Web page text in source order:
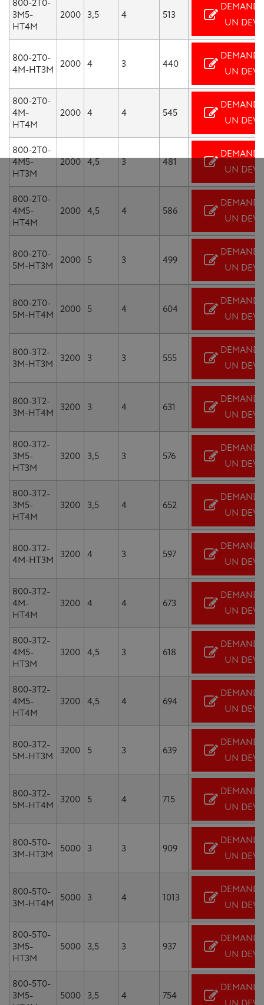
800-2T0-
3M5-
HT4M
2000 3,5 4 513
UN
800-2T0-
4M-HT3M 2000 4 3 440
UN
800-2T0-
4M-
HT4M
2000 4 4 545
UN
800-2T0-
4M5-
HT3M
2000 4,5 3 481
UN
800-2T0-
4M5-
HT4M
2000 4,5 4 586
UN
800-2T0-
5M-HT3M
2000 5 3 499
UN
800-2T0-
5M-HT4M 2000 5 4 604
UN
800-3T2-
3M-HT3M
3200 3 3 555
UN
800-3T2-
3M-HT4M
3200 3 4 631
UN
800-3T2-
3M5-
HT3M
3200 3,5 3 576
UN
800-3T2-
3M5-
HT4M
3200 3,5 4 652
UN
800-3T2-
4M-HT3M
3200 4 3 597
UN
800-3T2-
4M-
HT4M
3200 4 4 673
UN
800-3T2-
4M5-
HT3M
3200 4,5 3 618
UN
800-3T2-
4M5-
HT4M
3200 4,5 4 694
UN
800-3T2-
5M-HT3M
3200 5 3 639
UN
800-3T2-
5M-HT4M
3200 5 4 715
UN
800-5T0-
3M-HT3M
5000 3 3 909
UN
800-5T0-
3M-HT4M
5000 3 4 1013
UN
800-5T0-
3M5-
HT3M
5000 3,5 3 937
UN
800-5T0-
3M5-
5000 3,5 4 754